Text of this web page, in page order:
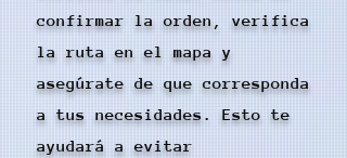
confirmar la orden, verifica
la ruta en el mapa y
asegúrate de que corresponda
a tus necesidades. Esto te
ayudará a evitar